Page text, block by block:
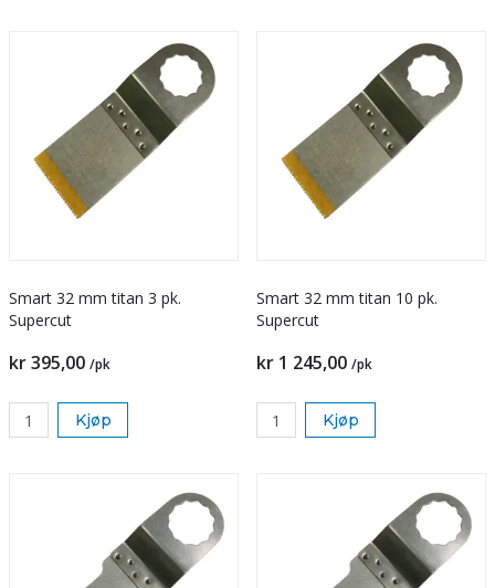
Smart 32 mm titan 3 pk.
Supercut
kr 395,00 /pk
Kjøp
Smart 32 mm titan 10 pk.
Supercut
kr 1 245,00 /pk
Kjøp